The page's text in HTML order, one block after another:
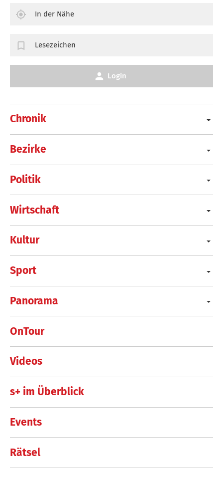
Chronik
Bezirke
Politik
Wirtschaft
Kultur
Sport
Panorama
OnTour
Videos
s+ im Überblick
Events
Rätsel
In der Nähe
Lesezeichen
Login